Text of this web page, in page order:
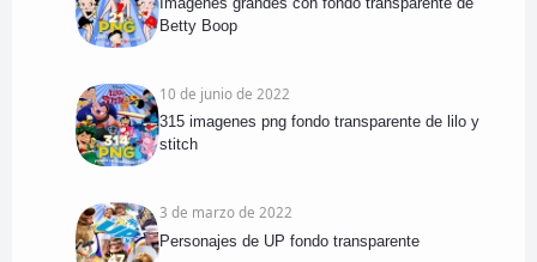
Betty Boop
10 de junio de 2022
315 imagenes png fondo transparente de lilo y
stitch
3 de marzo de 2022
Personajes de UP fondo transparente